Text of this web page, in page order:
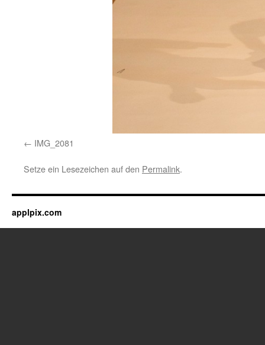
IMG_2081
Setze ein Lesezeichen auf den Permalink.
applpix.com